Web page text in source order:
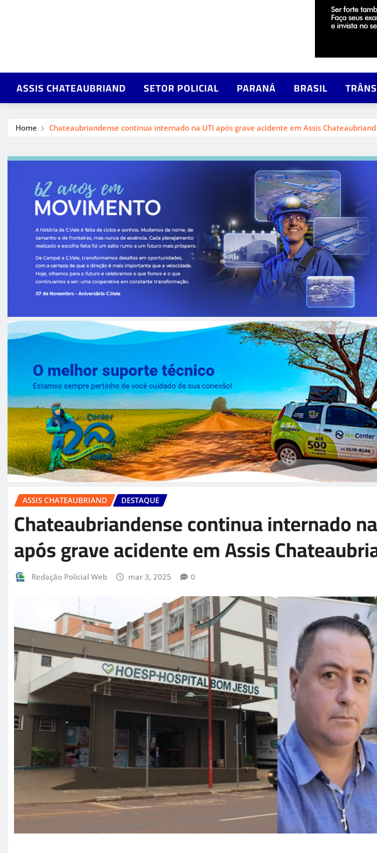
ASSIS CHATEAUBRIAND SETOR POLICIAL PARANÁ BRASIL
Home Chateaubriandense continua internado na UTI após grave acidente em Assis Chateaubriand
ASSIS CHATEAUBRIAND DESTAQUE
Chateaubriandense continua internado
após grave acidente em Assis
Redação Policial Web mar 3, 2025 0